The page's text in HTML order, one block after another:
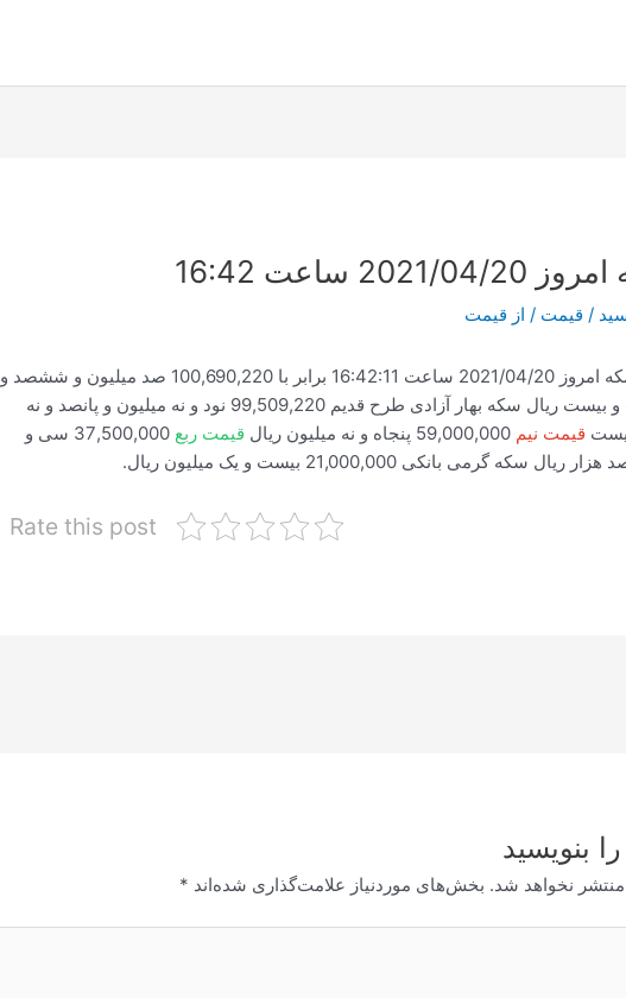
ساعت 16:42
/ قیمت / از قیمت
قیمت لحظه ای سکه امروز 2021/04/20 ساعت 16:42:11 برابر با 100,690,220 صد میلیون و ششصد و
نود هزار و دویست و بیست ریال سکه بهار آزادی طرح قدیم 99,509,220 نود و نه میلیون و پانصد و نه
قیمت نیم 59,000,000 پنجاه و نه میلیون ریال قیمت ربع
37,500,000 سی و
گرمی بانکی 21,000,000 بیست و یک میلیون ریال.
Rate this post
بنویسید
نخواهد شد. بخش‌های موردنیاز علامت‌گذاری شده‌اند *